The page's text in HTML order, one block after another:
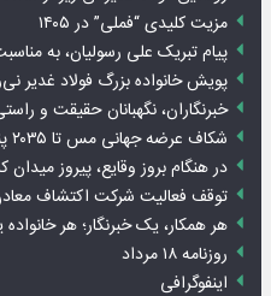
مزیت کلیدی “فملی” در ۱۴۰۵
پیام تبریک علی رسولیان، به مناسبت فرارسیدن ۱۷
پویش خانواده بزرگ فولاد غدیر
خبرنگاران، نگهبانان حقیقت و
شکاف عرضه جهانی مس تا ۲۰۳۵ پنج‌درصد کاهش می‌یابد
در هنگام بروز وقایع، پیروز
توقف فعالیت شرکت اکتشاف
هر همکار، یک خبرنگار؛ هر
روزنامه ۱۸ مرداد
اینفوگرافی